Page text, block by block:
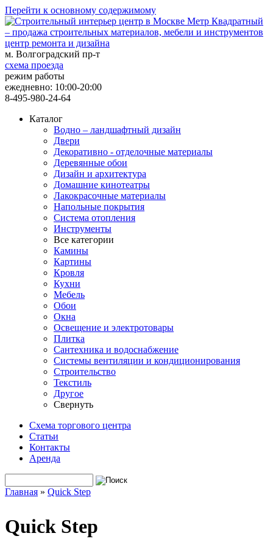
Перейти к основному содержимому
центр ремонта и дизайна
м. Волгоградский пр-т
схема проезда
режим работы
ежедневно: 10:00-20:00
8-495-980-24-64
Каталог
Водно – ландшафтный дизайн
Двери
Декоративно - отделочные материалы
Деревянные обои
Дизайн и архитектура
Домашние кинотеатры
Лакокрасочные материалы
Напольные покрытия
Система отопления
Инструменты
Все категории
Камины
Картины
Кровля
Кухни
Мебель
Обои
Окна
Освещение и электротовары
Плитка
Сантехника и водоснабжение
Системы вентиляции и кондиционирования
Строительство
Текстиль
Другое
Свернуть
Схема торгового центра
Статьи
Контакты
Аренда
Форма поиска
Главная » Quiсk Stеp
Quiсk Stеp